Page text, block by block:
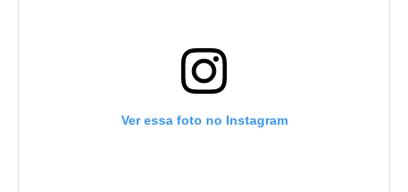
Ver essa foto no Instagram